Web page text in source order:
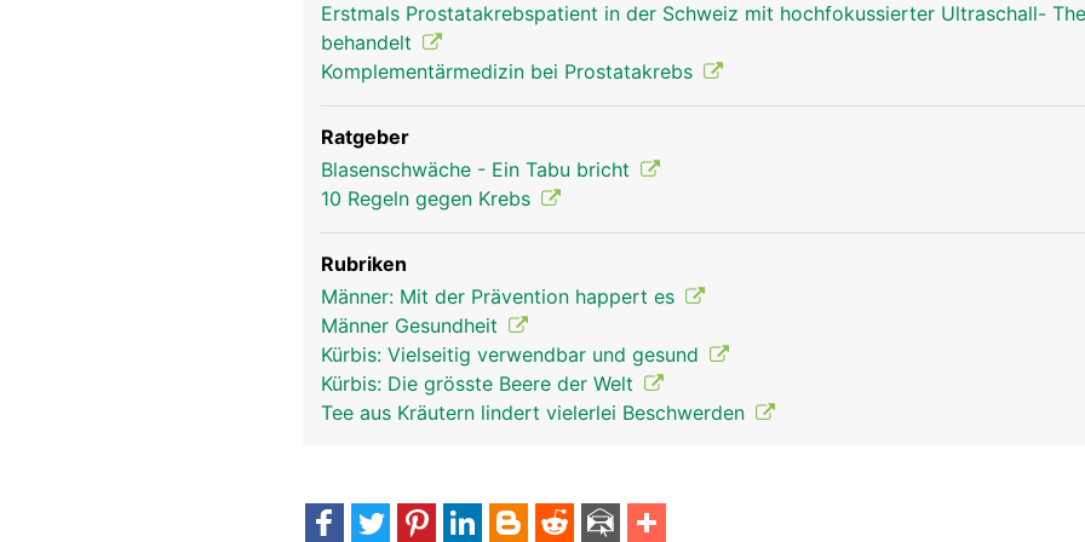
Erstmals Prostatakrebspatient in der Schweiz mit hochfokussierter Ultraschall-
behandelt
Komplementärmedizin bei Prostatakrebs
Ratgeber
Blasenschwäche - Ein Tabu bricht
10 Regeln gegen Krebs
Rubriken
Männer: Mit der Prävention happert es
Männer Gesundheit
Kürbis: Vielseitig verwendbar und gesund
Kürbis: Die grösste Beere der Welt
Tee aus Kräutern lindert vielerlei Beschwerden